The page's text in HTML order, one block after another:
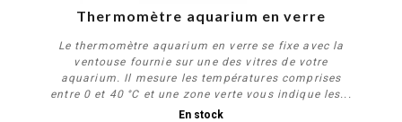
Thermomètre aquarium en verre
Le thermomètre aquarium en verre se fixe avec la
ventouse fournie sur une des vitres de votre
aquarium. Il mesure les températures comprises
entre 0 et 40 °C et une zone verte vous indique les...
En stock